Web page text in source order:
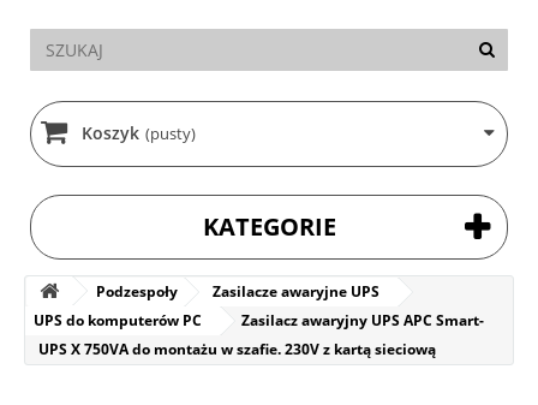
Koszyk (pusty)
KATEGORIE
Podzespoły
Zasilacze awaryjne UPS
UPS do komputerów PC
Zasilacz awaryjny UPS APC Smart-
UPS X 750VA do montażu w szafie. 230V z kartą sieciową